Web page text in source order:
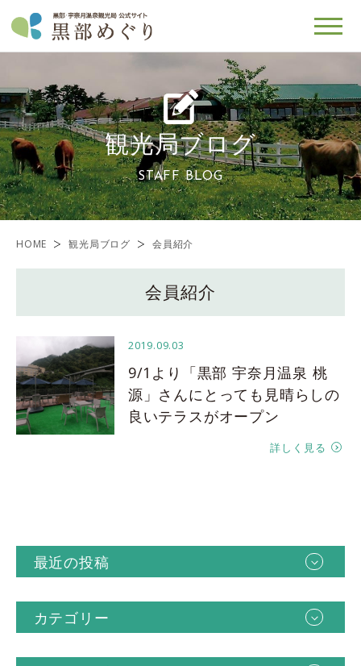
観光局ブログ
STAFF BLOG
HOME 観光局ブログ 会員紹介
会員紹介
2019.09.03
9/1より「黒部 宇奈月温泉 桃
源」さんにとっても見晴らしの
良いテラスがオープン
詳しく見る
最近の投稿
カテゴリー